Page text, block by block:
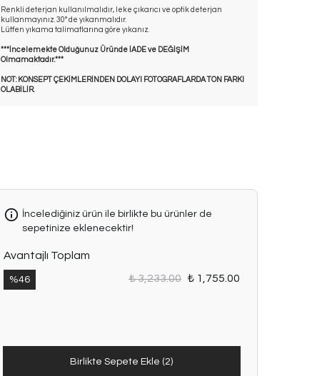
Renkli deterjan kullanılmalıdır, leke çıkarıcı ve optik deterjan
kullanmayınız. 30° de yıkanmalıdır.
Lütfen yıkama talimatlarına göre yıkanız.
***İncelemekte Olduğunuz Üründe İADE ve DEĞİŞİM
Olmamaktadır.***
NOT: KONSEPT ÇEKİMLERİNDEN DOLAYI FOTOGRAFLARDA TON FARKI
OLABİLİR.
İncelediğiniz ürün ile birlikte bu ürünler de
sepetinize eklenecektir!
Avantajlı Toplam
%46 ₺ 3,233.00 ₺ 1,755.00
Birlikte Sepete Ekle (2)